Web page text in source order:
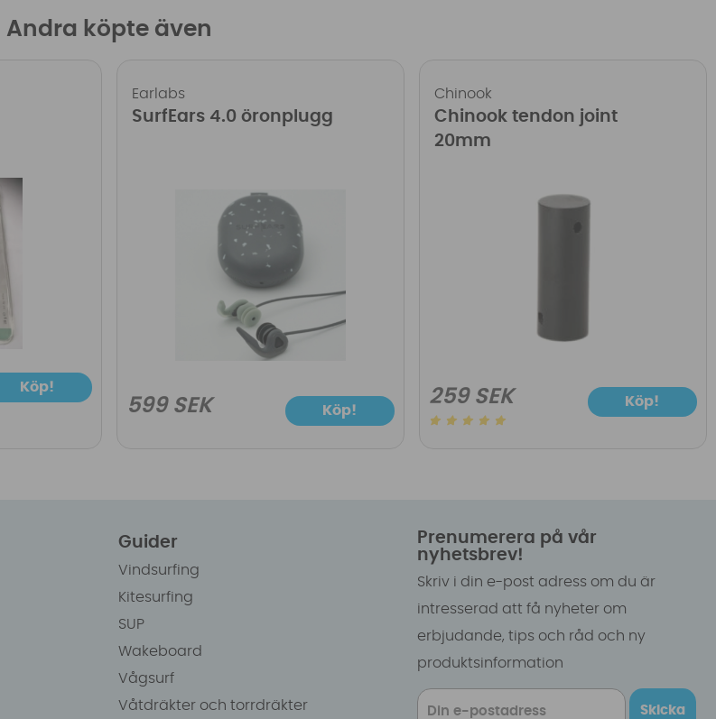
Andra köpte även
Köp!
Earlabs
SurfEars 4.0 öronplugg
599 SEK Köp!
Chinook
Chinook tendon joint
20mm
259 SEK Köp!
Guider
Vindsurfing
Kitesurfing
SUP
Wakeboard
Vågsurf
Våtdräkter och torrdräkter
Prenumerera på vår
nyhetsbrev!
Skriv i din e-post adress om du är
intresserad att få nyheter om
erbjudande, tips och råd och ny
produktsinformation
Skicka